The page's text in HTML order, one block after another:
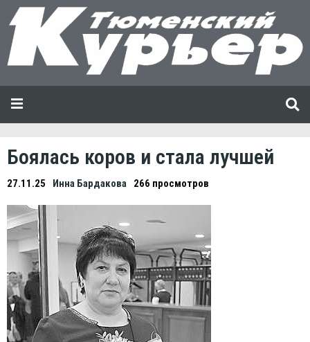
Боялась коров и стала лучшей
27.11.25 Инна Бардакова 266 просмотров